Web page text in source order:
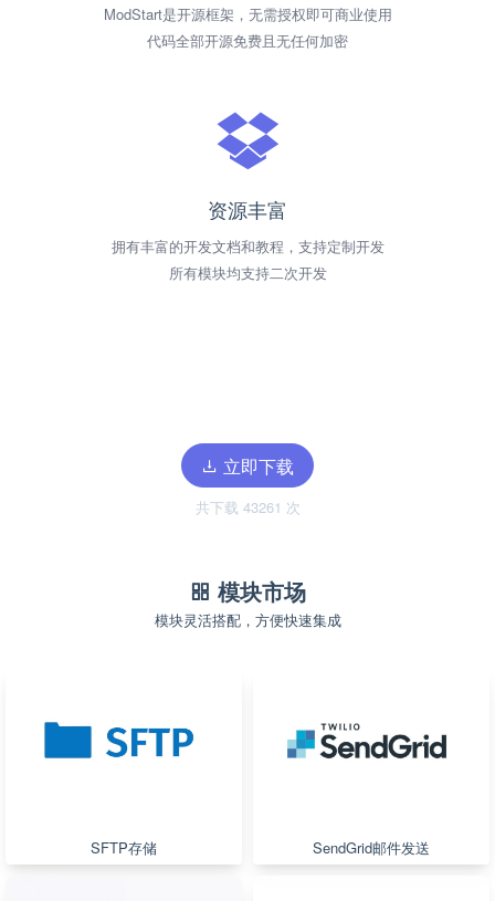
ModStart是开源框架，无需授权即可商业使用
代码全部开源免费且无任何加密
资源丰富
拥有丰富的开发文档和教程，支持定制开发
所有模块均支持二次开发
立即下载
共下载 43261 次
模块市场
模块灵活搭配，方便快速集成
SFTP存储 SendGrid邮件发送